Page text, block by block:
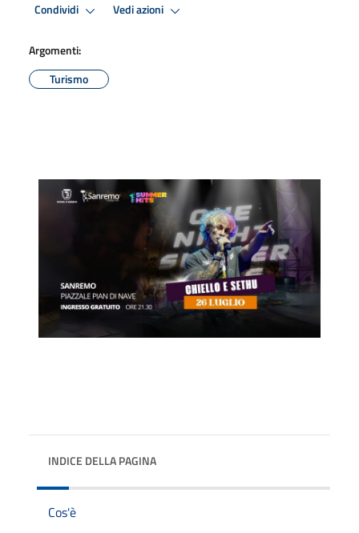
Condividi Vedi azioni
Argomenti:
Turismo
INDICE DELLA PAGINA
Cos'è